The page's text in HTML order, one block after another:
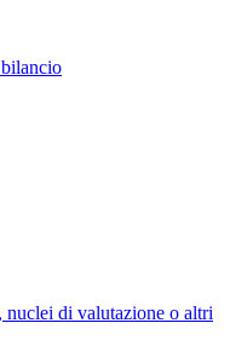
di valutazione o altri